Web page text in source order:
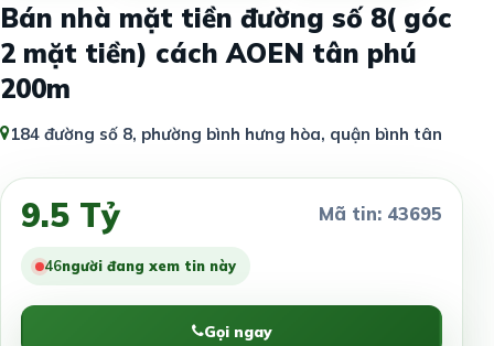
Bán nhà mặt tiền đường số 8( góc
2 mặt tiền) cách AOEN tân phú
200m
184 đường số 8, phường bình hưng hòa, quận bình tân
9.5 Tỷ Mã tin: 43695
46người đang xem tin này
Gọi ngay